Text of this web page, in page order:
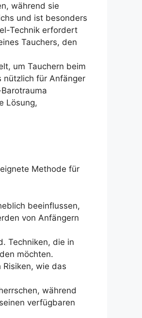
während sie
und ist besonders
Technik erfordert
Tauchers, den
um Tauchern beim
nützlich für Anfänger
Lösung,
Methode für
beeinflussen,
von Anfängern
Techniken, die in
möchten.
wie das
während
verfügbaren